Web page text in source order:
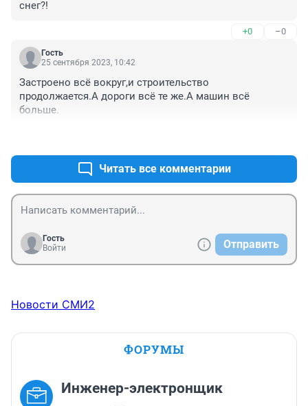
снег?!
+0 –0
Гость
25 сентября 2023, 10:42
Застроено всё вокруг,и строительство
продолжается.А дороги всё те же.А машин всё
больше.
Читать все комментарии
Гость
Войти
Отправить
Новости СМИ2
ФОРУМЫ
Инженер-электронщик